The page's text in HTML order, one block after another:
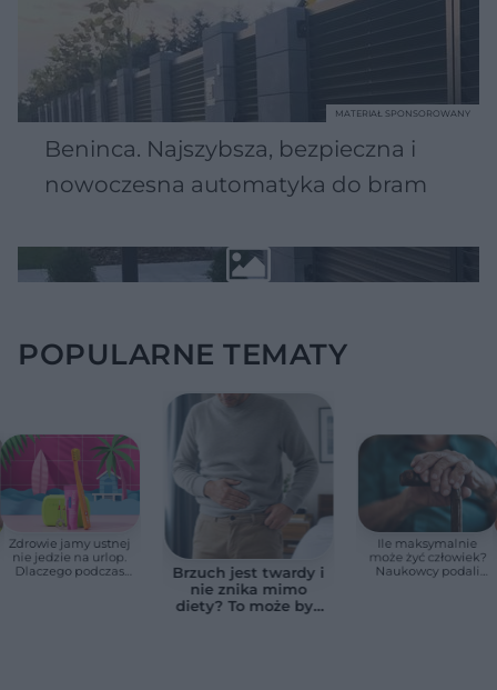
Beninca. Najszybsza, bezpieczna i
nowoczesna automatyka do bram
MATERIAŁ SPONSOROWANY
POPULARNE TEMATY
Zdrowie jamy ustnej
nie jedzie na urlop.
Dlaczego podczas
Brzuch jest twardy i
nie znika mimo
diety? To może być
Ile maksymalnie
może żyć człowiek?
Naukowcy podali